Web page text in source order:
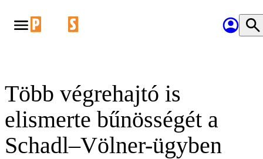
Több végrehajtó is
elismerte bűnösségét a
Schadl–Völner-ügyben